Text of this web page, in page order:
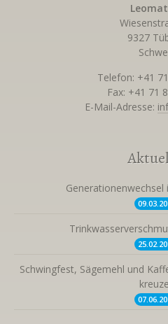
Leomat
9327
Telefon: +41
Fax: +41 71
E-Mail-Adresse:
09.03.
25.02.
Schwingfest, Sägemehl und
07.06.